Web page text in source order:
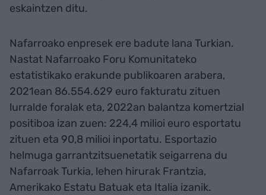
eskaintzen ditu.
Nafarroako enpresek ere badute lana Turkian.
Nastat Nafarroako Foru Komunitateko
estatistikako erakunde publikoaren arabera,
2021ean 86.554.629 euro fakturatu zituen
lurralde foralak eta, 2022an balantza komertzial
positiboa izan zuen: 224,4 milioi euro esportatu
zituen eta 90,8 milioi inportatu. Esportazio
helmuga garrantzitsuenetatik seigarrena du
Nafarroak Turkia, lehen hirurak Frantzia,
Amerikako Estatu Batuak eta Italia izanik.